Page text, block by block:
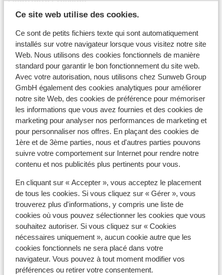
Ce site web utilise des cookies.
Ce sont de petits fichiers texte qui sont automatiquement
installés sur votre navigateur lorsque vous visitez notre site
Web. Nous utilisons des cookies fonctionnels de manière
standard pour garantir le bon fonctionnement du site web.
Avec votre autorisation, nous utilisons chez Sunweb Group
GmbH également des cookies analytiques pour améliorer
notre site Web, des cookies de préférence pour mémoriser
les informations que vous avez fournies et des cookies de
marketing pour analyser nos performances de marketing et
pour personnaliser nos offres. En plaçant des cookies de
1ère et de 3ème parties, nous et d'autres parties pouvons
suivre votre comportement sur Internet pour rendre notre
contenu et nos publicités plus pertinents pour vous.
En cliquant sur « Accepter », vous acceptez le placement
de tous les cookies. Si vous cliquez sur « Gérer », vous
trouverez plus d'informations, y compris une liste de
cookies où vous pouvez sélectionner les cookies que vous
souhaitez autoriser. Si vous cliquez sur « Cookies
nécessaires uniquement », aucun cookie autre que les
cookies fonctionnels ne sera placé dans votre
navigateur. Vous pouvez à tout moment modifier vos
préférences ou retirer votre consentement.
La tension est de 220 volts, comme en Belgique. Aucun
adaptateur de prise n'est nécessaire.
Documents de voyage
Carte d'identité belge ou passeport international
belge.
Les enfants de moins de 12 ans doivent avoir la Kids-ID.
Pour les personnes de moins de 18 ans voyageant sans
adulte, une déclaration signée des parents et/ou
tuteurs est nécessaire, celle-ci pouvant être demandée
par l'hôtel.
Les documents de voyage doivent être valides pour
toute la durée du séjour au Portugal.
Si vous n'avez pas la nationalité belge, nous vous
conseillons de contacter l'ambassade ou le consulat.
Veuillez noter que la possession de documents de
voyage en cours de validité relève de votre
responsabilité.